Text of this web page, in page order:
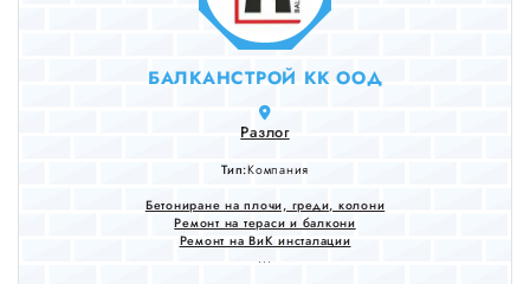
БАЛКАНСТРОЙ КК ООД
Разлог
Тип:Компания
Бетониране на плочи, греди, колони
Ремонт на тераси и балкони
Ремонт на ВиК инсталации
...